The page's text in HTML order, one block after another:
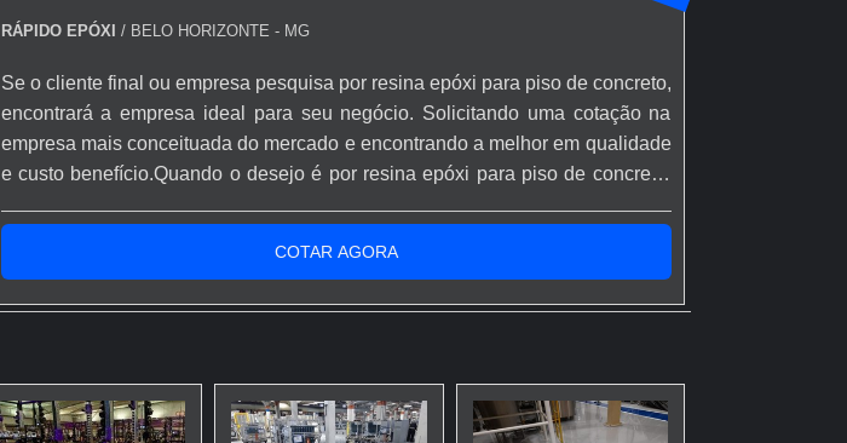
RÁPIDO EPÓXI / BELO HORIZONTE - MG
Se o cliente final ou empresa pesquisa por resina epóxi para piso de concreto,
encontrará a empresa ideal para seu negócio. Solicitando uma cotação na
empresa mais conceituada do mercado e encontrando a melhor em qualidade
e custo benefício.Quando o desejo é por resina epóxi para piso de concreto,
proteção com comprometimento com o resultado dos clientes.MAIS SOBRE...
COTAR AGORA